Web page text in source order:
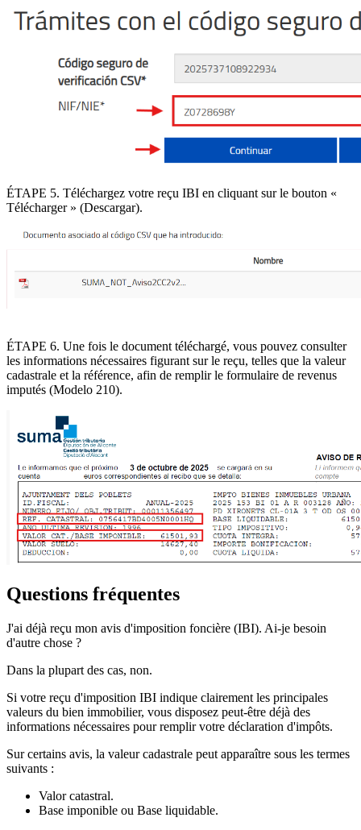
ÉTAPE 5. Téléchargez votre reçu IBI en cliquant sur le bouton «
Télécharger» (Descargar).
ÉTAPE 6. Une fois le document téléchargé, vous pouvez consulter
les informations nécessaires figurant sur le reçu, telles que la valeur
cadastrale et la référence, afin de remplir le formulaire de revenus
imputés (Modelo 210).
Questions fréquentes
J'ai déjà reçu mon avis d'imposition foncière (IBI). Ai-je besoin
d'autre chose ?
Dans la plupart des cas, non.
Si votre reçu d'imposition IBI indique clairement les principales
valeurs du bien immobilier, vous disposez peut-être déjà des
informations nécessaires pour remplir votre déclaration d'impôts.
Sur certains avis, la valeur cadastrale peut apparaître sous les termes
suivants :
Valor catastral.
Base imponible ou Base liquidable.